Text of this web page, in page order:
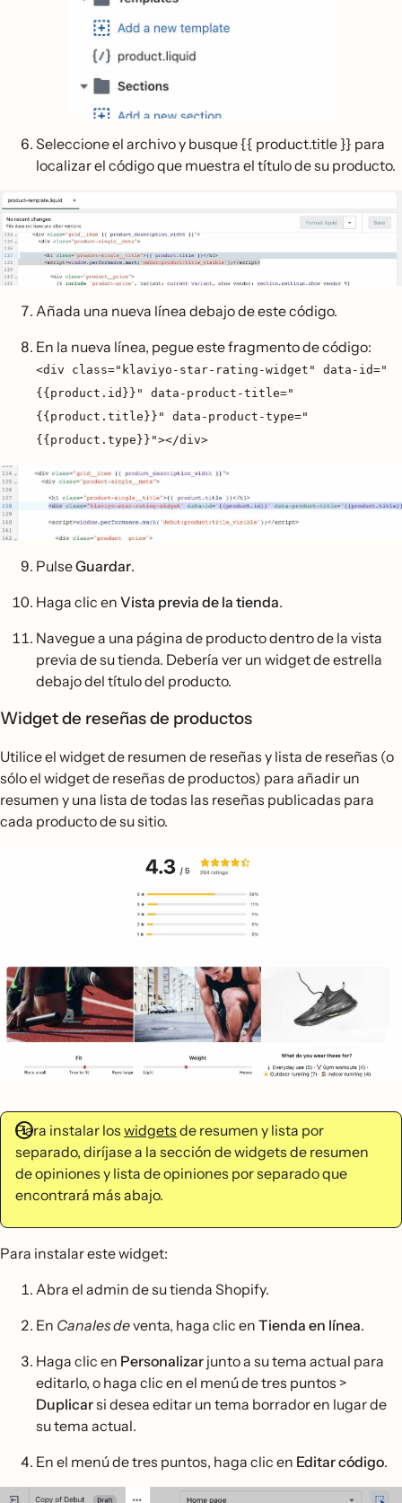
Seleccione el archivo y busque {{ product.title }} para
localizar el código que muestra el título de su producto.
Añada una nueva línea debajo de este código.
En la nueva línea, pegue este fragmento de código:
<div class="klaviyo-star-rating-widget" data-id="
{{product.id}}" data-product-title="
{{product.title}}" data-product-type="
{{product.type}}"></div>
PulseGuardar.
Haga clic en Vista previa de la tienda.
Navegue a una página de producto dentro de la vista
previa de su tienda. Debería ver un widget de estrella
debajo del título del producto.
Widget de reseñas de productos
Utilice el widget de resumen de reseñas y lista de reseñas (o
sólo el widget de reseñas de productos) para añadir un
resumen y una lista de todas las reseñas publicadas para
cada producto de su sitio.
Para instalar los widgets de resumen y lista por
separado, diríjase a la sección de widgets de resumen
de opiniones y lista de opiniones por separado que
encontrará más abajo.
Para instalar este widget:
Abra el admin de su tienda Shopify.
En Canales deventa, haga clic en Tienda en línea.
Haga clic en Personalizar junto a su tema actual para
editarlo, o haga clic en el menú de tres puntos >
Duplicarsi desea editar un tema borrador en lugar de
su tema actual.
En el menú de tres puntos, haga clic en Editar código.